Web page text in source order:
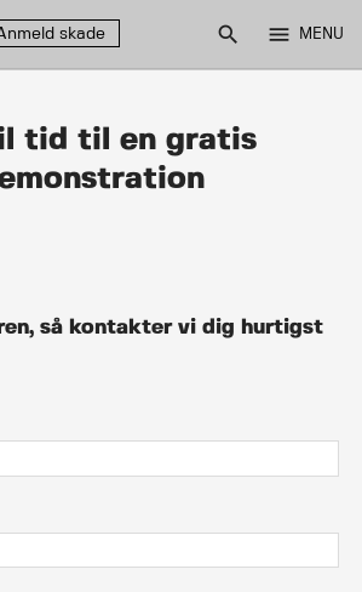
skade search menu MENU
tid til en gratis
så kontakter vi dig hurtigst